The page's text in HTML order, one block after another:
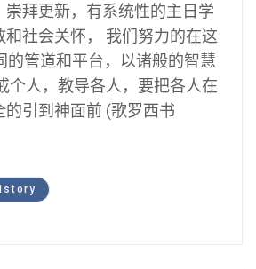
崇拜更新，有系统性的主日学
社会关怀， 我们努力的在这
的管道和平台，以诸般的智慧
个人，教导各人，要把各人在
引到神面前 (歌罗西书